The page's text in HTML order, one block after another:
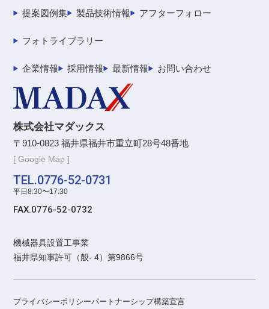
株式会社マダックス
〒910-0823 福井県福井市重立町28号48番地
[ Google Map ]
TEL.0776-52-0731
平日8:30〜17:30
FAX.0776-52-0732
機械器具設置工事業
福井県知事許可（般- 4）第9866号
提案図例集 製品技術情報 アフターフォロー
フォトライブラリー
企業情報 採用情報 最新情報 お問い合わせ
プライバシーポリシーパートナーシップ構築宣言